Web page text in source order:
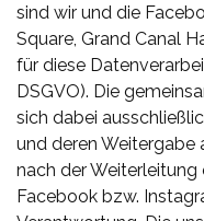
sind wir und die
Square, Grand Canal
für diese
DSGVO). Die
sich dabei
und deren Weitergabe
nach der
Facebook bzw.